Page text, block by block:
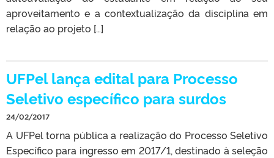
aproveitamento e a contextualização da disciplina em
relação ao projeto […]
UFPel lança edital para Processo
Seletivo específico para surdos
24/02/2017
A UFPel torna pública a realização do Processo Seletivo
Específico para ingresso em 2017/1, destinado à seleção